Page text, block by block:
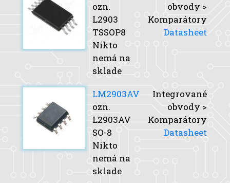
ozn.
L2903
TSSOP8
Nikto
nemá na
sklade
obvody >
Komparátory
Datasheet
LM2903AV
ozn.
L2903AV
SO-8
Nikto
nemá na
sklade
Integrované
obvody >
Komparátory
Datasheet